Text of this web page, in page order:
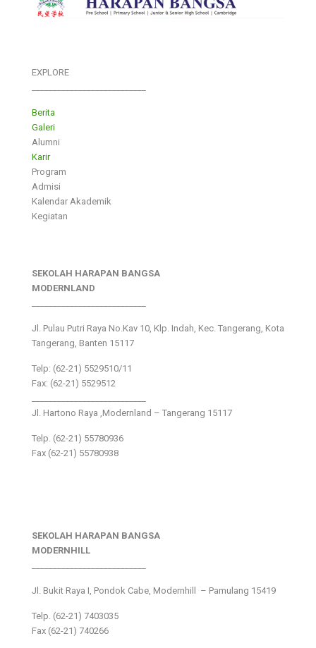
EXPLORE
Berita
Galeri
Alumni
Karir
Program
Admisi
Kalendar Akademik
Kegiatan
SEKOLAH HARAPAN BANGSA
MODERNLAND
Jl. Pulau Putri Raya No.Kav 10, Klp. Indah, Kec. Tangerang, Kota
Tangerang, Banten 15117
Telp: (62-21) 5529510/11
Fax: (62-21) 5529512
Jl. Hartono Raya ,Modernland – Tangerang 15117
Telp. (62-21) 55780936
Fax (62-21) 55780938
SEKOLAH HARAPAN BANGSA
MODERNHILL
Jl. Bukit Raya I, Pondok Cabe, Modernhill – Pamulang 15419
Telp. (62-21) 7403035
Fax (62-21) 740266